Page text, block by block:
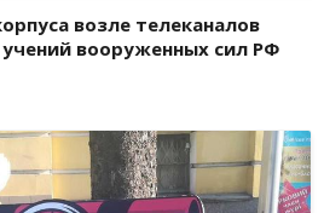
возле телеканалов
вооруженных сил PФ